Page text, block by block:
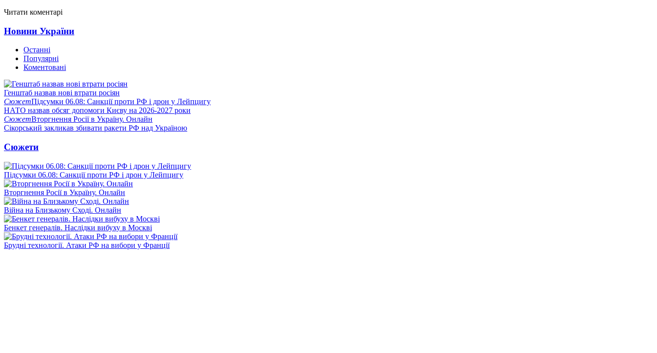
Читати коментарі
Новини України
Останні
Популярні
Коментовані
Генштаб назвав нові втрати росіян
СюжетПідсумки 06.08: Санкції проти РФ і дрон у Лейпцигу
НАТО назвав обсяг допомоги Києву на 2026-2027 роки
СюжетВторгнення Росії в Україну. Онлайн
Сікорський закликав збивати ракети РФ над Україною
Сюжети
Підсумки 06.08: Санкції проти РФ і дрон у Лейпцигу
Вторгнення Росії в Україну. Онлайн
Війна на Близькому Сході. Онлайн
Бенкет генералів. Наслідки вибуху в Москві
Брудні технології. Атаки РФ на вибори у Франції